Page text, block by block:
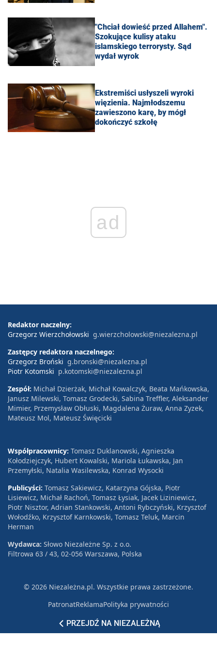
"Chciał dowieść przed Allahem".
Szokujące kulisy ataku
islamskiego terrorysty. Sąd
wydał wyrok
Ekstremiści usłyszeli wyroki
więzienia. Najmłodszemu
zawieszono karę, by mógł
dokończyć szkołę
ad
PRZEJDŹ NA NIEZALEŻNĄ
Redaktor naczelny:
Grzegorz Wierzchołowski g.wierzcholowski@niezalezna.pl
Zastępcy redaktora naczelnego:
Grzegorz Broński g.bronski@niezalezna.pl
Piotr Kotomski p.kotomski@niezalezna.pl
Zespół: Michał Dzierżak, Michał Kowalczyk, Beata Mańkowska,
Janusz Milewski, Tomasz Grodecki, Sabina Treffler, Aleksander
Mimier, Przemysław Obłuski, Magdalena Żuraw, Anna Zyzek,
Mateusz Mol, Mateusz Święcicki
Współpracownicy: Tomasz Duklanowski, Agnieszka
Kołodziejczyk, Hubert Kowalski, Mariola Łukawska, Jan
Przemyłski, Natalia Wasilewska, Konrad Wysocki
Publicyści: Tomasz Sakiewicz, Katarzyna Gójska, Piotr
Lisiewicz, Michał Rachoń, Tomasz Łysiak, Jacek Liziniewicz,
Piotr Nisztor, Adrian Stankowski, Antoni Rybczyński, Krzysztof
Wołodźko, Krzysztof Karnkowski, Tomasz Teluk, Marcin
Herman
Wydawca: Słowo Niezależne Sp. z o.o.
Filtrowa 63 / 43, 02-056 Warszawa, Polska
© 2026 Niezależna.pl. Wszystkie prawa zastrzeżone.
PatronatReklamaPolityka prywatności